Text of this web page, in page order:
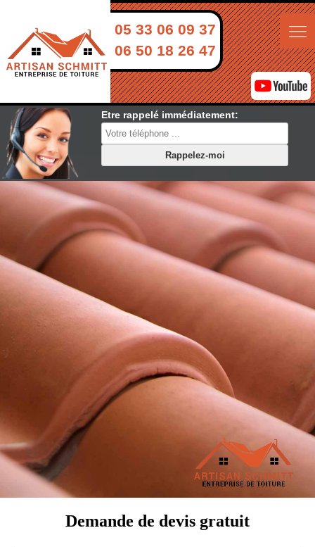
05 33 06 09 37
06 50 18 26 47
Etre rappelé immédiatement:
Demande de devis gratuit